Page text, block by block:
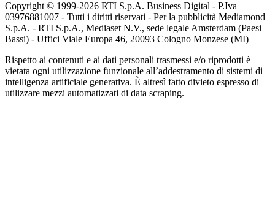
Copyright © 1999-2026 RTI S.p.A. Business Digital - P.Iva
03976881007 - Tutti i diritti riservati - Per la pubblicità Mediamond
S.p.A. - RTI S.p.A., Mediaset N.V., sede legale Amsterdam (Paesi
Bassi) - Uffici Viale Europa 46, 20093 Cologno Monzese (MI)
Rispetto ai contenuti e ai dati personali trasmessi e/o riprodotti è
vietata ogni utilizzazione funzionale all’addestramento di sistemi di
intelligenza artificiale generativa. È altresì fatto divieto espresso di
utilizzare mezzi automatizzati di data scraping.